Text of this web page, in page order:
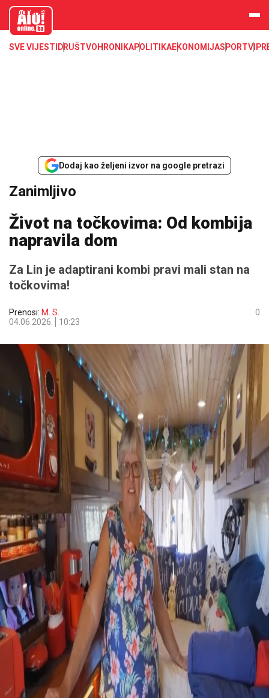
aloonline.b
SVE VIJESTI DRUŠTVOHRONIKAPOLITIKAEKONOMIJASPORTVIP
Dodaj kao željeni izvor na google pretrazi
Zanimljivo
Život na točkovima: Od kombija
napravila dom
Za Lin je adaptirani kombi pravi mali stan na
točkovima!
Prenosi: M. S.
04.06.2026.
10:23
0